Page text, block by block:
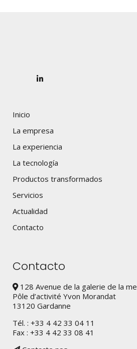
Inicio
La empresa
La experiencia
La tecnología
Productos transformados
Servicios
Actualidad
Contacto
Contacto
128 Avenue de la galerie de la
Pôle d’activité Yvon Morandat
13120 Gardanne
Tél. : +33 4 42 33 04 11
Fax : +33 4 42 33 08 41